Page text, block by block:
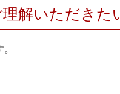
解いただきた